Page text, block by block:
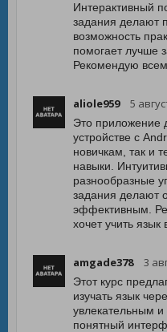
Интерактивный
задания делают
возможность
помогает лучше
Рекомендую
aliole959 5
Это приложение
устройстве с
новичкам, так и
навыки.
разнообразные
задания делают
эффективным.
хочет учить
amgade378 3
Этот курс
изучать язык
увлекательным
понятный